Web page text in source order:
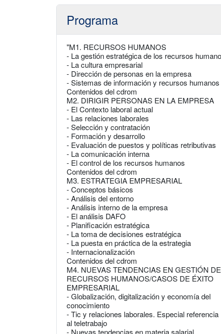
Programa
"M1. RECURSOS HUMANOS
- La gestión estratégica de los recursos
- La cultura empresarial
- Dirección de personas en la empresa
- Sistemas de información y recursos humanos
Contenidos del cdrom
M2. DIRIGIR PERSONAS EN LA EMPRESA
- El Contexto laboral actual
- Las relaciones laborales
- Selección y contratación
- Formación y desarrollo
- Evaluación de puestos y políticas retributivas
- La comunicación interna
- El control de los recursos humanos
Contenidos del cdrom
M3. ESTRATEGIA EMPRESARIAL
- Conceptos básicos
- Análisis del entorno
- Análisis interno de la empresa
- El análisis DAFO
- Planificación estratégica
- La toma de decisiones estratégica
- La puesta en práctica de la estrategia
- Internacionalización
Contenidos del cdrom
M4. NUEVAS TENDENCIAS EN GESTIÓN DE
RECURSOS HUMANOS/CASOS DE ÉXITO
EMPRESARIAL
- Globalización, digitalización y economía del
conocimiento
- Tic y relaciones laborales. Especial referencia
al teletrabajo
- Nuevas tendencias en materia salarial